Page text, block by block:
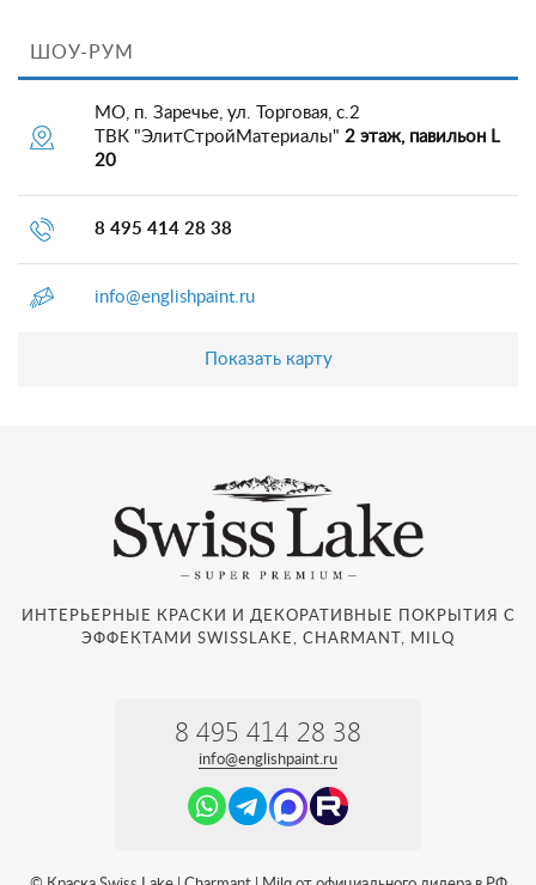
ШОУ-РУМ
МО, п. Заречье, ул. Торговая, с.2
ТВК "ЭлитСтройМатериалы" 2 этаж, павильон L
20
8 495 414 28 38
info@englishpaint.ru
Показать карту
ИНТЕРЬЕРНЫЕ КРАСКИ И ДЕКОРАТИВНЫЕ ПОКРЫТИЯ С
ЭФФЕКТАМИ SWISSLAKE, CHARMANT, MILQ
8 495 414 28 38
info@englishpaint.ru